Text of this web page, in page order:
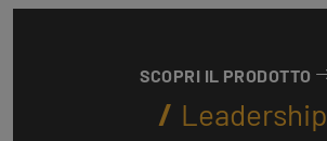
SCOPRI IL PRODOTTO
Leadership